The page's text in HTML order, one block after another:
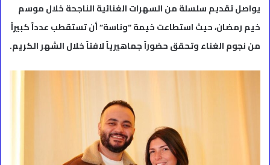
يواصل تقديم سلسلة من السهرات الغنائية الناجحة خلال موسم
خيم رمضان، حيث استطاعت خيمة “وناسة” أن تستقطب عدداً كبيراً
من نجوم الغناء وتحقق حضوراً جماهيرياً لافتاً خلال الشهر الكريم.